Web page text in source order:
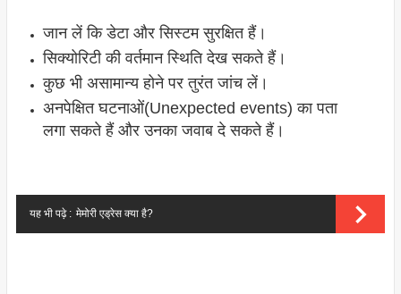
जान लें कि डेटा और सिस्टम सुरक्षित हैं।
सिक्योरिटी की वर्तमान स्थिति देख सकते हैं।
कुछ भी असामान्य होने पर तुरंत जांच लें।
अनपेक्षित घटनाओं(Unexpected events) का पता
लगा सकते हैं और उनका जवाब दे सकते हैं।
यह भी पढ़े : मेमोरी एड्रेस क्या है?